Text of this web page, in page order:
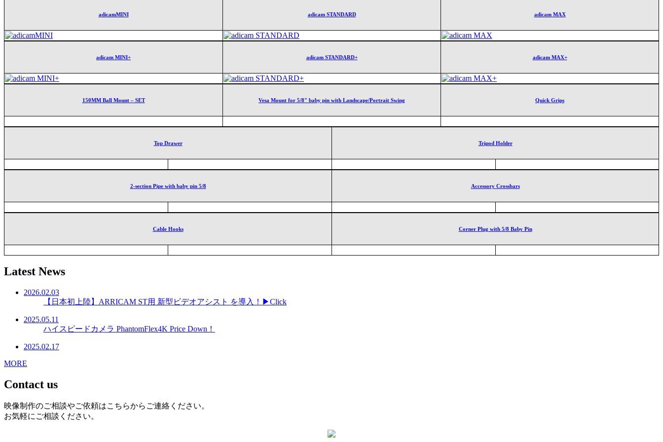
adicamMINI adicam STANDARD adicam MAX
adicam MINI+ adicam STANDARD+ adicam MAX+
150MM Ball Mount – SET Vesa Mount for 5/8″ baby pin with Landscape/Portrait Swing Quick Grips
Top Drawer Tripod Holder
2-section Pipe with baby pin 5/8 Accessory Crossbars
Cable Hooks Corner Plug with 5/8 Baby Pin
Latest News
2026.02.03
【日本初上陸】ARRICAM ST用 新型ビデオアシスト を導入！▶Click
2025.05.11
ハイスピードカメラ PhantomFlex4K Price Down！
2025.02.17
MORE
Contact us
映像制作のご相談やご依頼はこちらからご連絡ください。
お気軽にご相談ください。